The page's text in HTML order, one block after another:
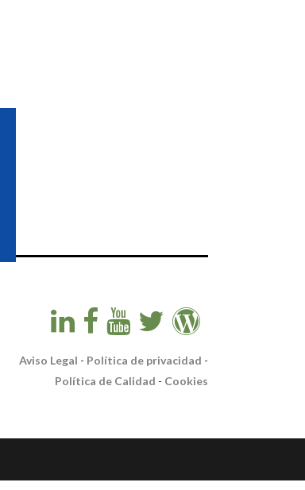
Aviso Legal - Política de privacidad -
Política de Calidad - Cookies